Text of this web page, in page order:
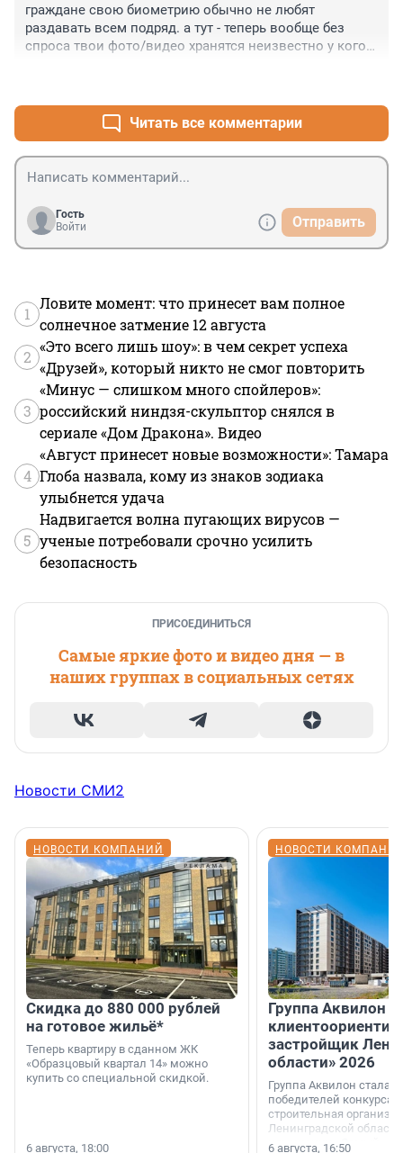
граждане свою биометрию обычно не любят
раздавать всем подряд. а тут - теперь вообще без
спроса твои фото/видео хранятся неизвестно у кого.
Читать все комментарии
Гость
Войти
Отправить
1
Ловите момент: что принесет вам полное
солнечное затмение 12 августа
2
«Это всего лишь шоу»: в чем секрет успеха
«Друзей», который никто не смог повторить
3
«Минус — слишком много спойлеров»:
российский ниндзя-скульптор снялся в
сериале «Дом Дракона». Видео
4
«Август принесет новые возможности»: Тамара
Глоба назвала, кому из знаков зодиака
улыбнется удача
5
Надвигается волна пугающих вирусов —
ученые потребовали срочно усилить
безопасность
ПРИСОЕДИНИТЬСЯ
Самые яркие фото и видео дня — в
наших группах в социальных сетях
Новости СМИ2
НОВОСТИ КОМПАНИЙ
Скидка до 880 000 рублей
на готовое жильё*
Теперь квартиру в сданном ЖК
«Образцовый квартал 14» можно
купить со специальной скидкой.
6 августа, 18:00
НОВОСТИ
Группа Аквилон
застройщик
области» 2026
Группа Аквилон стала
победителей конкурса
строительная
Ленинградской области
номинации «Самый
6 августа, 16:50